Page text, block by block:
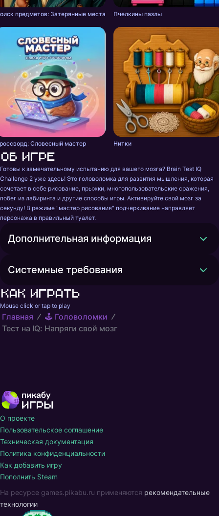
предметов: Затерянные места Пчелкины пазлы
Словесный мастер Нитки
Об игре
Готовы к замечательному испытанию для вашего мозга? Brain Test IQ
Challenge 2 уже здесь! Это головоломка для развития мышления, которая
сочетает в себе рисование, прыжки, многопользовательские сражения,
побег из лабиринта и другие способы игры. Активируйте свой мозг за
секунду! В режиме "мастер рисования" подчеркивание направляет
персонажа в правильный туалет.
Дополнительная информация
Системные требования
Как играть
Mouse click or tap to play
Главная
🕹️ Головоломки
Тест на IQ: Напряги свой мозг
О проекте
Пользовательское соглашение
Техническая документация
Политика конфиденциальности
Как добавить игру
Пополнить Steam
На ресурсе games.pikabu.ru применяются рекомендательные
технологии